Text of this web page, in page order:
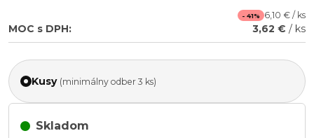
- 41% 6,10 € / ks
MOC s DPH: 3,62 € / ks
Kusy (minimálny odber 3 ks)
Skladom